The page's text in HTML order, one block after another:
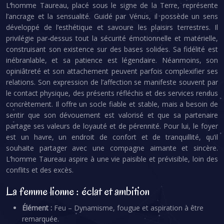
L’homme Taureau, placé sous le signe de la Terre, représente
l’ancrage et la sensualité. Guidé par Vénus, il possède un sens
développé de l’esthétique et savoure les plaisirs terrestres. Il
privilégie par-dessus tout la sécurité émotionnelle et matérielle,
construisant son existence sur des bases solides. Sa fidélité est
inébranlable, et sa patience est légendaire. Néanmoins, son
opiniâtreté et son attachement peuvent parfois complexifier ses
relations. Son expression de l’affection se manifeste souvent par
le contact physique, des présents réfléchis et des services rendus
concrètement. Il offre un socle fiable et stable, mais a besoin de
sentir que son dévouement est valorisé et que sa partenaire
partage ses valeurs de loyauté et de pérennité. Pour lui, le foyer
est un havre, un endroit de confort et de tranquillité, qu’il
souhaite partager avec une compagne aimante et sincère.
L’homme Taureau aspire à une vie paisible et prévisible, loin des
conflits et des excès.
La femme lionne : éclat et ambition
Élément : Feu – Dynamisme, fougue et aspiration à être
remarquée.